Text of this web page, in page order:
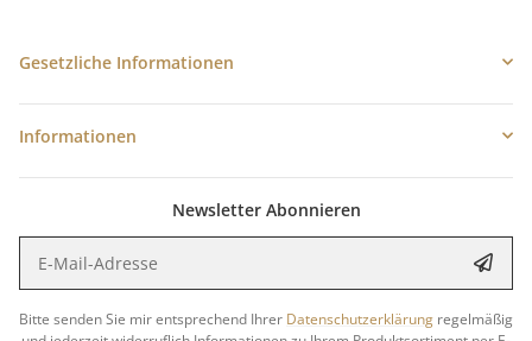
Gesetzliche Informationen
Informationen
Newsletter Abonnieren
Bitte senden Sie mir entsprechend Ihrer Datenschutzerklärung regelmäßig